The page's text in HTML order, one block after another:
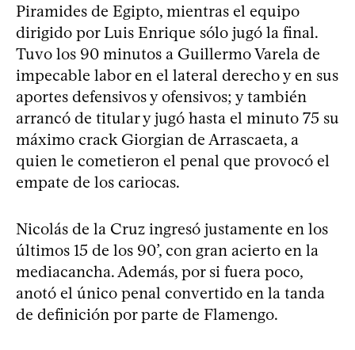
Piramides de Egipto, mientras el equipo
dirigido por Luis Enrique sólo jugó la final.
Tuvo los 90 minutos a Guillermo Varela de
impecable labor en el lateral derecho y en sus
aportes defensivos y ofensivos; y también
arrancó de titular y jugó hasta el minuto 75 su
máximo crack Giorgian de Arrascaeta, a
quien le cometieron el penal que provocó el
empate de los cariocas.
Nicolás de la Cruz ingresó justamente en los
últimos 15 de los 90’, con gran acierto en la
mediacancha. Además, por si fuera poco,
anotó el único penal convertido en la tanda
de definición por parte de Flamengo.